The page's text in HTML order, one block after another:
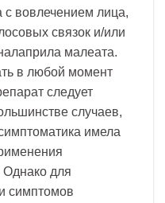
с вовлечением лица,
связок и/или
малеата.
в любой момент
следует
случаев,
имела
Однако для
симптомов